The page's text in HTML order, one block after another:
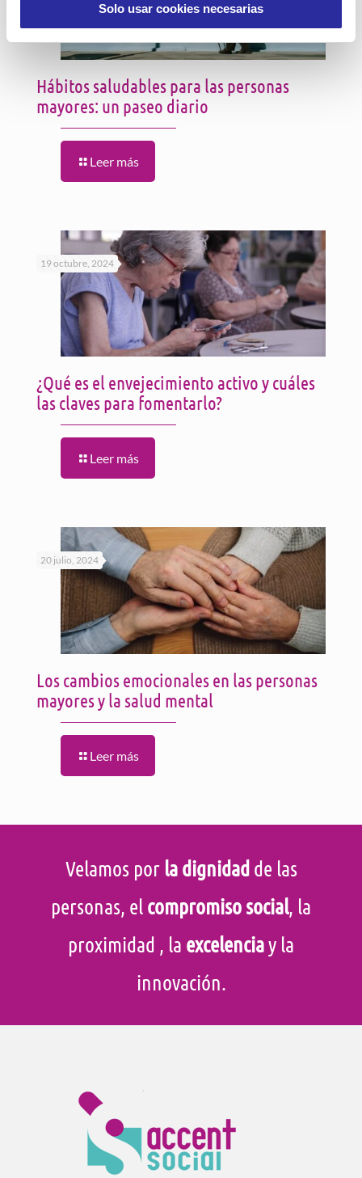
Solo usar cookies necesarias
Hábitos saludables para las personas
mayores: un paseo diario
Leer más
19 octubre, 2024
¿Qué es el envejecimiento activo y cuáles
las claves para fomentarlo?
Leer más
20 julio, 2024
Los cambios emocionales en las personas
mayores y la salud mental
Leer más
Velamos por la dignidadde las
personas, el compromiso social, la
proximidad , la excelenciay la
innovación.